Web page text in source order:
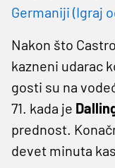
Germaniji (Igraj
Nakon što
kazneni udarac
gosti su na
71. kada je
prednost.
devet minuta